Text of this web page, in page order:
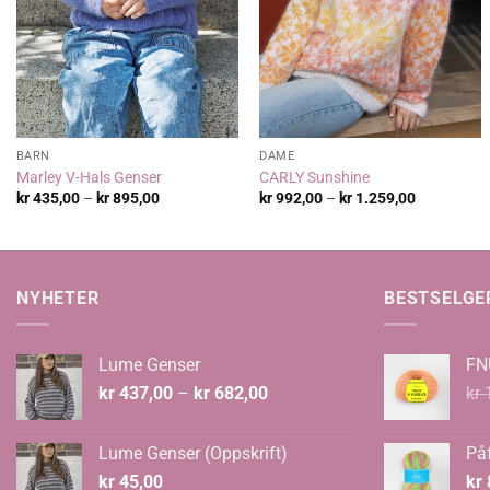
BARN
Marley V-Hals Genser
kr435,00 – kr895,00Prisområde:
DAME
CARLY Sunshine
kr992,00 – kr 1.259,00Prisområde:
NYHETER
Lume Genser
kr 437,00 – kr 682,00Prisområde:
kr 682,00
Lume Genser (Oppskrift)
kr 45,00
kr
kr